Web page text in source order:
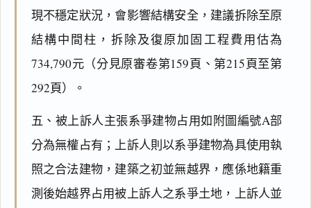
現不穩定狀況，會影響結構安全，建議拆除至原
結構中間柱，拆除及復原加固工程費用估為
734,790元（分見原審卷第159頁、第215頁至第
292頁）。
五、被上訴人主張系爭建物占用如附圖編號A部
分為無權占有；上訴人則以系爭建物為具使用執
照之合法建物，建築之初並無越界，應係地籍重
測後始越界占用被上訴人之系爭土地，上訴人並